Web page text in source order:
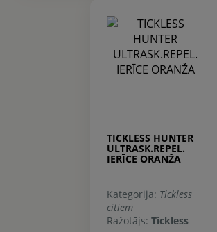
TICKLESS HUNTER
ULTRASK.REPEL.
IERĪCE ORANŽA
Kategorija: Tickless
citiem
Ražotājs: Tickless